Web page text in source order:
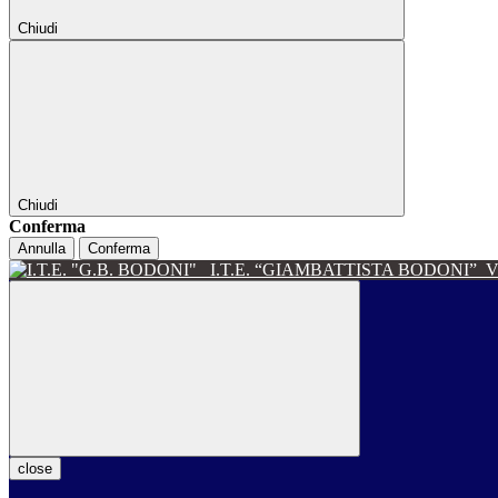
Chiudi
Chiudi
Conferma
Annulla Conferma
I.T.E. “GIAMBATTISTA BODONI”
close